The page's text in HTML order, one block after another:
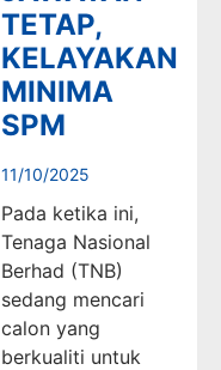
TETAP,
KELAYAKAN
MINIMA
SPM
11/10/2025
Pada ketika ini,
Tenaga Nasional
Berhad (TNB)
sedang mencari
calon yang
berkualiti untuk